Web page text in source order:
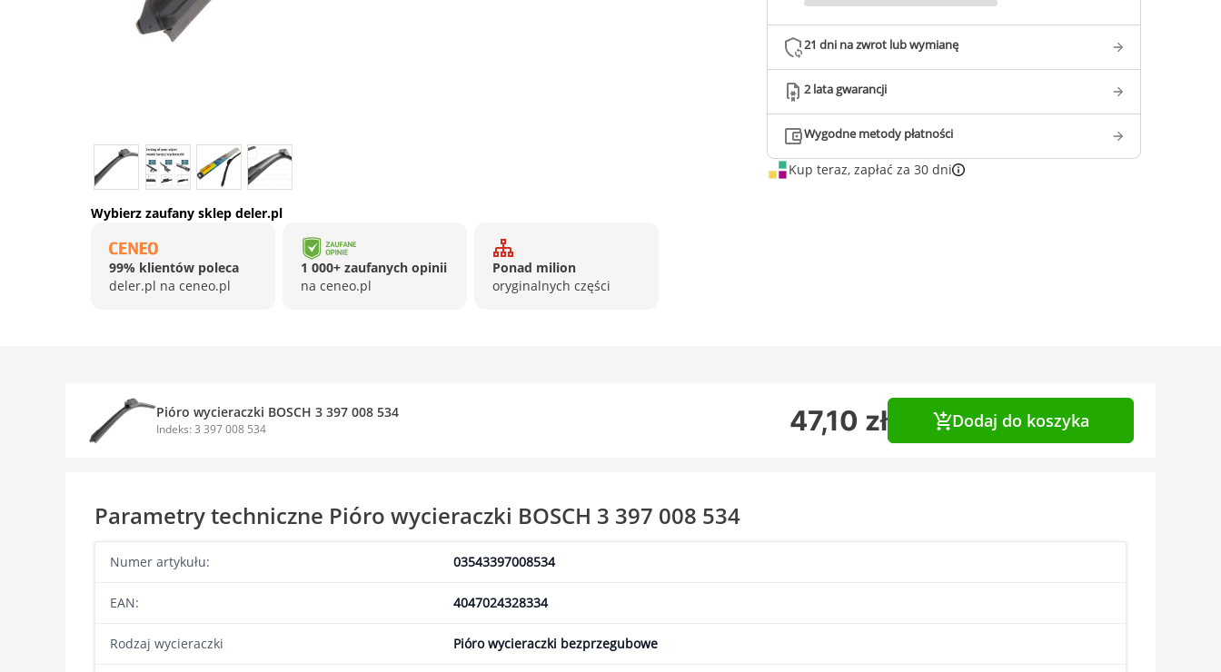
21 dni na zwrot lub wymianę
2 lata gwarancji
Wygodne metody płatności
Kup teraz, zapłać za 30 dni
Wybierz zaufany sklep deler.pl
99% klientów poleca
deler.pl na ceneo.pl
1 000+ zaufanych opinii
na ceneo.pl
Ponad milion
oryginalnych części
Pióro wycieraczki BOSCH 3 397 008 534
Indeks: 3 397 008 534 47,10 zł Dodaj do koszyka
Parametry techniczne Pióro wycieraczki BOSCH 3 397 008 534
Numer artykułu: 03543397008534
EAN: 4047024328334
Rodzaj wycieraczki Pióro wycieraczki bezprzegubowe